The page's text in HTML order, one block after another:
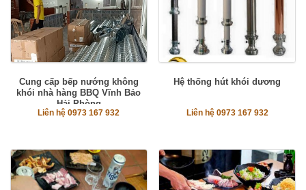
Cung cấp bếp nướng không
khói nhà hàng BBQ Vĩnh Bảo
Hải Phòng
Liên hệ 0973 167 932
Hệ thống hút khói dương
Liên hệ 0973 167 932